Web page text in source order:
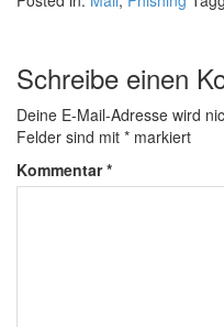
Schreibe einen
Deine E-Mail-Adresse wird
Felder sind mit * markiert
Kommentar*